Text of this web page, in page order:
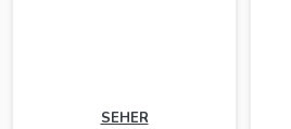
SEHER